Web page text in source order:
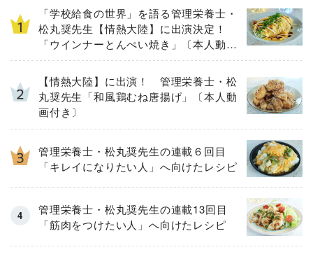
「学校給食の世界」を語る管理栄養士・
松丸奨先生【情熱大陸】に出演決定！
「ウインナーとんぺい焼き」〔本人動画
付き〕
【情熱大陸】に出演！ 管理栄養士・松
丸奨先生「和風鶏むね唐揚げ」〔本人動
画付き〕
管理栄養士・松丸奨先生の連載６回目
「キレイになりたい人」へ向けたレシピ
管理栄養士・松丸奨先生の連載13回目
「筋肉をつけたい人」へ向けたレシピ